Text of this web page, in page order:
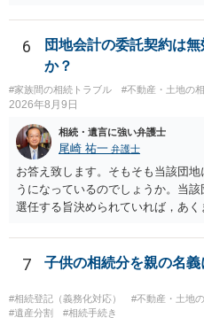
も相続権があります。つまり、孫
相続権がある可能性があります。
6
団地会計の委託契約は
か？
#家族間の相続トラブル #不動産・土地の
2026年8月9日
相続・遺言に強い弁護士
尾崎 祐一 弁護士
お答え致します。そもそも当該団
うになっているのでしょうか。当
選任する旨決められていれば，あ
し，団地と貴殿との委託契約は有
ける役員の選任が会長の専権でで
7 子供の相続分を親の名
#相続登記（義務化対応） #不動産・土地
#遺産分割
#相続手続き